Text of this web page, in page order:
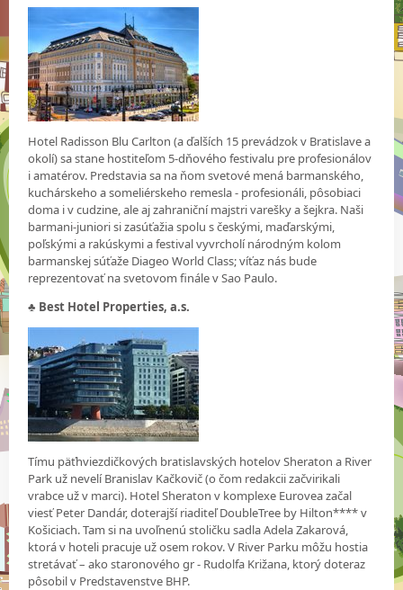
Hotel Radisson Blu Carlton (a ďalších 15 prevádzok v Bratislave a
okolí) sa stane hostiteľom 5-dňového festivalu pre profesionálov
i amatérov. Predstavia sa na ňom svetové mená barmanského,
kuchárskeho a someliérskeho remesla - profesionáli, pôsobiaci
doma i v cudzine, ale aj zahraniční majstri varešky a šejkra. Naši
barmani-juniori si zasúťažia spolu s českými, maďarskými,
poľskými a rakúskymi a festival vyvrcholí národným kolom
barmanskej súťaže Diageo World Class; víťaz nás bude
reprezentovať na svetovom finále v Sao Paulo.
♣ Best Hotel Properties, a.s.
Tímu päťhviezdičkových bratislavských hotelov Sheraton a River
Park už nevelí Branislav Kačkovič (o čom redakcii začvirikali
vrabce už v marci). Hotel Sheraton v komplexe Eurovea začal
viesť Peter Dandár, doterajší riaditeľ DoubleTree by Hilton**** v
Košiciach. Tam si na uvoľnenú stoličku sadla Adela Zakarová,
ktorá v hoteli pracuje už osem rokov. V River Parku môžu hostia
stretávať – ako staronového gr - Rudolfa Križana, ktorý doteraz
pôsobil v Predstavenstve BHP.